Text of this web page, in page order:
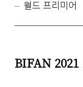
월드 프리미어
BIFAN